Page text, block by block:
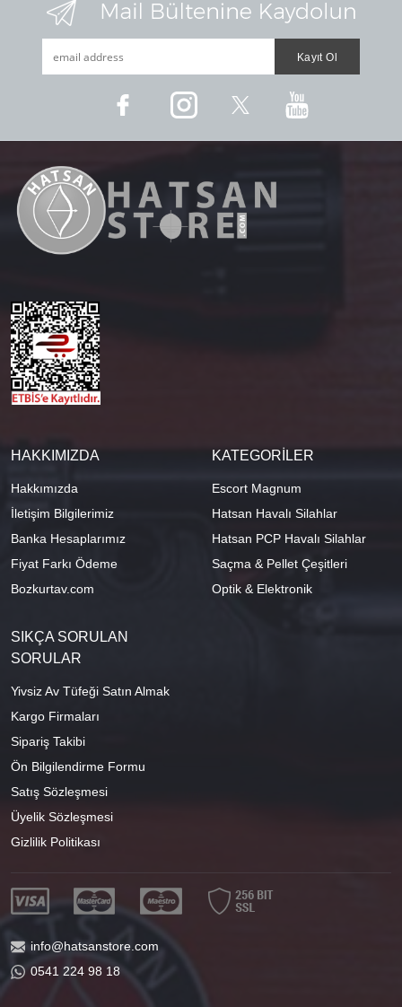
HAKKIMIZDA
Hakkımızda
İletişim Bilgilerimiz
Banka Hesaplarımız
Fiyat Farkı Ödeme
Bozkurtav.com
KATEGORİLER
Escort Magnum
Hatsan Havalı Silahlar
Hatsan PCP Havalı Silahlar
Saçma & Pellet Çeşitleri
Optik & Elektronik
SIKÇA SORULAN
SORULAR
Yivsiz Av Tüfeği Satın Almak
Kargo Firmaları
Sipariş Takibi
Ön Bilgilendirme Formu
Satış Sözleşmesi
Üyelik Sözleşmesi
Gizlilik Politikası
info@hatsanstore.com
0541 224 98 18